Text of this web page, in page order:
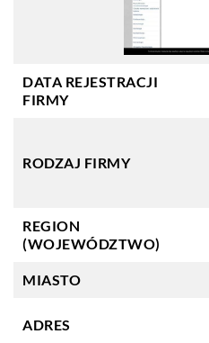
DATA REJESTRACJI
FIRMY
RODZAJ FIRMY
REGION
(WOJEWÓDZTWO)
MIASTO
ADRES